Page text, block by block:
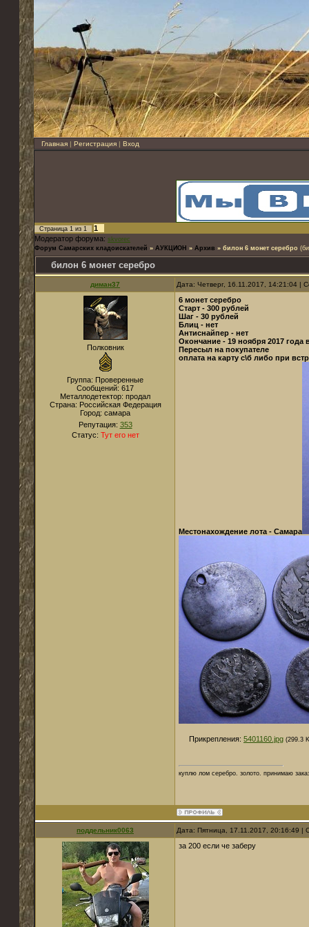
Главная | Регистрация | Вход
Страница 1 из 1
1
Модератор форума: skvorec
Форум Самарских кладоискателей » АУКЦИОН » Архив » билон 6 монет серебро
билон 6 монет серебро
диман37 Дата: Четверг, 16.11.2017, 14:21:04 |
Полковник
Группа: Проверенные
Сообщений: 617
Металлодетектор: продал
Страна: Российская Федерация
Город: самара
Репутация: 353
Статус: Тут его нет
6 монет серебро
Старт - 300 рублей
Шаг - 30 рублей
Блиц - нет
Антиснайпер - нет
Окончание - 19 ноября 2017 года
Пересыл на покупателе
оплата на карту с\б либо при
Местонахождение лота - Самара
Прикрепления: 5401160.jpg (299.3
куплю лом серебро. золото. принимаю
поддельник0063 Дата: Пятница, 17.11.2017, 20:16:49
за 200 если че заберу